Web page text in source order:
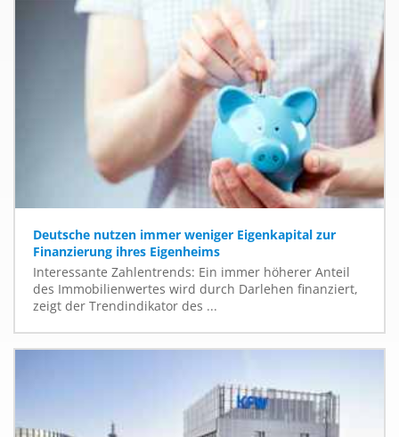
Deutsche nutzen immer weniger Eigenkapital zur
Finanzierung ihres Eigenheims
Interessante Zahlentrends: Ein immer höherer Anteil
des Immobilienwertes wird durch Darlehen finanziert,
zeigt der Trendindikator des ...